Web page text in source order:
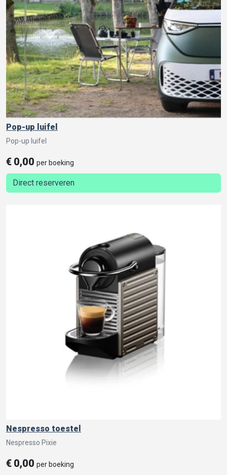
Pop-up luifel
Pop-up luifel
€ 0,00 per boeking
Direct reserveren
Nespresso toestel
Nespresso Pixie
€ 0,00 per boeking